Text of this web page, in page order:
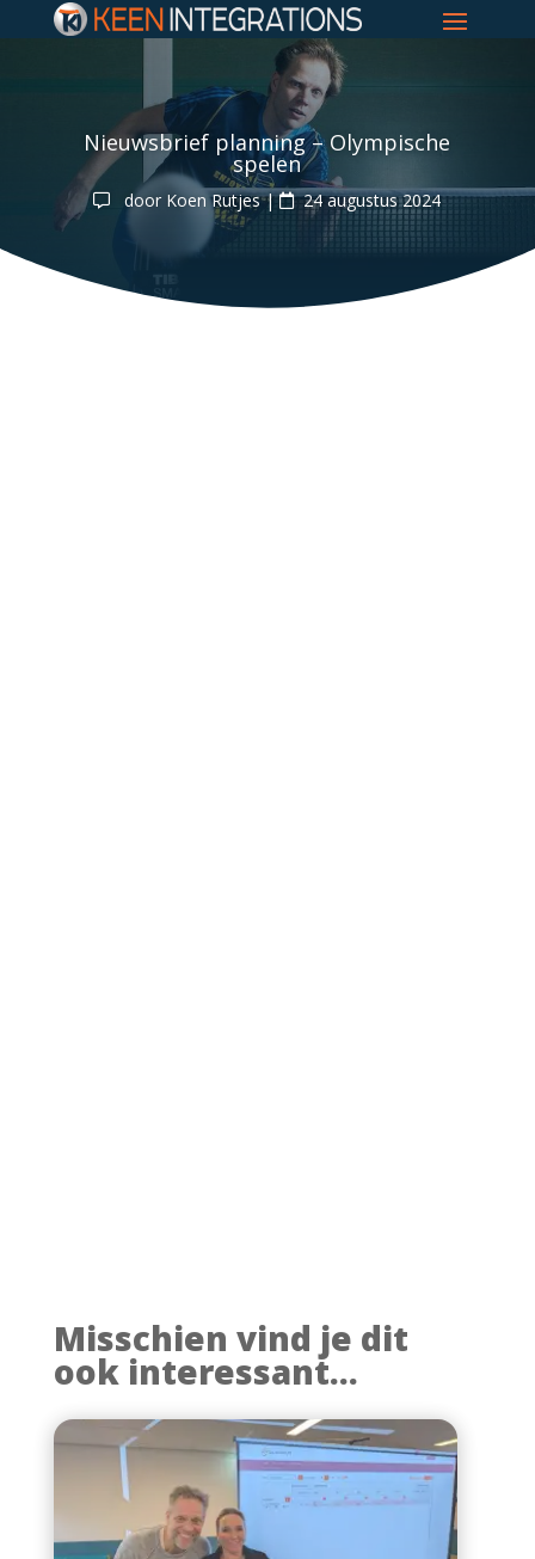
Nieuwsbrief planning – Olympische
spelen
door Koen Rutjes| 24 augustus 2024
Misschien vind je dit
ook interessant...